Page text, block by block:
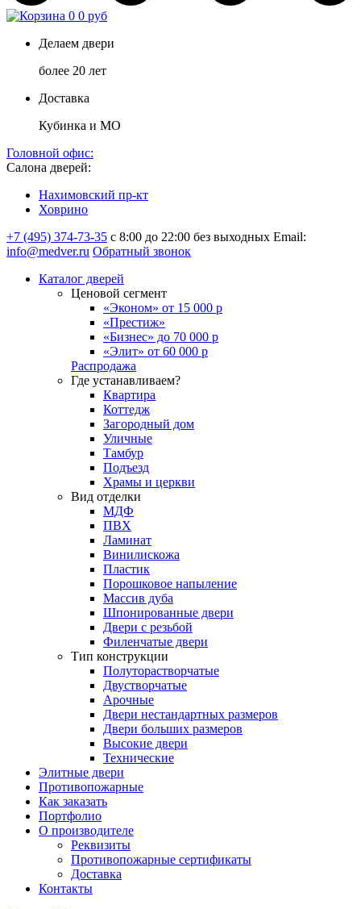
0 0 руб
Делаем двери
более 20 лет
Доставка
Кубинка и МО
Головной офис:
Салона дверей:
Нахимовский пр-кт
Ховрино
+7 (495) 374-73-35 с 8:00 до 22:00 без выходных Email:
info@medver.ru Обратный звонок
Каталог дверей
Ценовой сегмент
«Эконом» от 15 000 р
«Престиж»
«Бизнес» до 70 000 р
«Элит» от 60 000 р
Распродажа
Где устанавливаем?
Квартира
Коттедж
Загородный дом
Уличные
Тамбур
Подъезд
Храмы и церкви
Вид отделки
МДФ
ПВХ
Ламинат
Винилискожа
Пластик
Порошковое напыление
Массив дуба
Шпонированные двери
Двери с резьбой
Филенчатые двери
Тип конструкции
Полуторастворчатые
Двустворчатые
Арочные
Двери нестандартных размеров
Двери больших размеров
Высокие двери
Технические
Элитные двери
Противопожарные
Как заказать
Портфолио
О производителе
Реквизиты
Противопожарные сертификаты
Доставка
Контакты